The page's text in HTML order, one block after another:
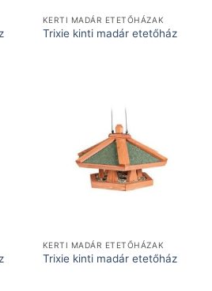
KERTI MADÁR ETETŐHÁZAK
Trixie kinti madár etetőház
KERTI MADÁR ETETŐHÁZAK
Trixie kinti madár etetőház